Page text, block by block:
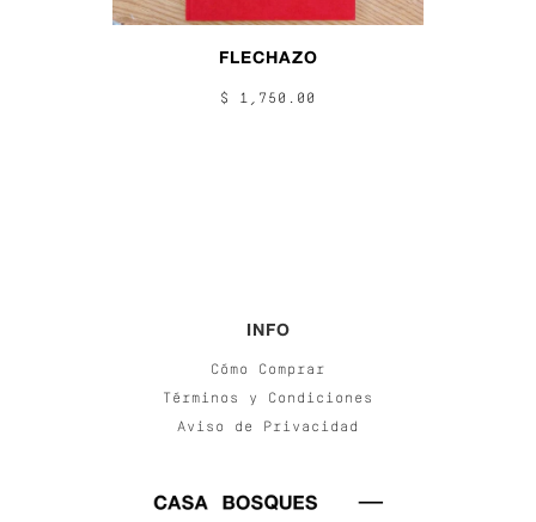
FLECHAZO
$ 1,750.00
INFO
Cómo Comprar
Términos y Condiciones
Aviso de Privacidad